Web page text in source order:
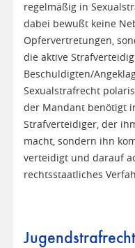
regelmäßig in
dabei bewußt keine
Opfervertretungen,
die aktive
Beschuldigten/
Sexualstrafrecht
der Mandant benötigt
Strafverteidiger, der
macht, sondern ihn
verteidigt und darauf
rechtsstaatliches
Jugendstrafrecht